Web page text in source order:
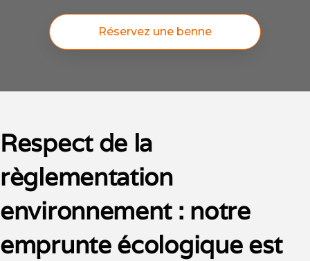
Réservez une benne
Respect de la
règlementation
environnement : notre
emprunte écologique est